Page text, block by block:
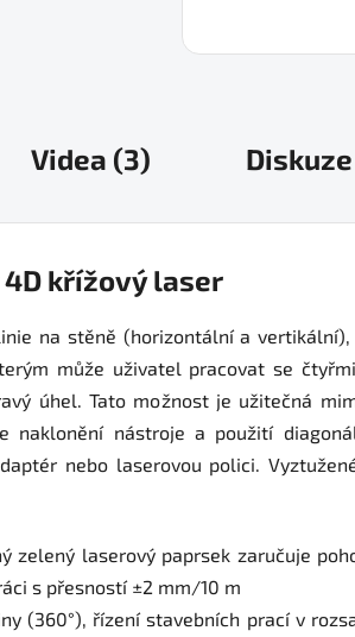
Videa (3) Diskuze
křížový laser
na stěně (horizontální a
může uživatel pracovat se
úhel. Tato možnost je užitečná
naklonění nástroje a použití
nebo laserovou polici.
zelený laserový paprsek zaručuje
s přesností ±2 mm/10 m
(360°), řízení stavebních prací v